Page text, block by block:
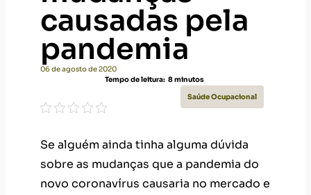
causadas pela
pandemia
06 de agosto de 2020
Tempo de leitura: 8minutos
Saúde Ocupacional
Se alguém ainda tinha alguma dúvida
sobre as mudanças que a pandemia do
novo coronavírus causaria no mercado e